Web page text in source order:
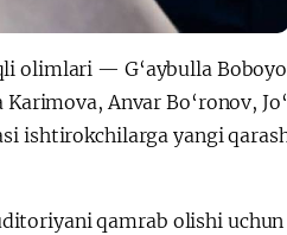
olimlari — G‘aybulla
Anvar Bo‘ronov,
ishtirokchilarga yangi
qamrab olishi uchun